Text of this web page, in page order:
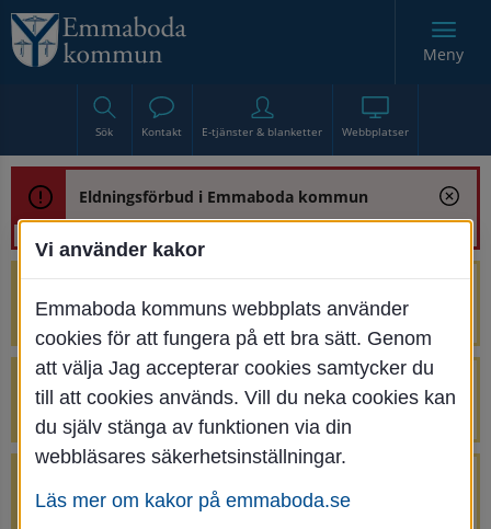
Sök Kontakt E-tjänster & blanketter Webbplatser
Meny
Eldningsförbud i Emmaboda kommun
renoveringen av Bjurbäcksbron
Tillfälliga avstängningar på Centrumtorget
v. 25-34
avstängda.
Vi använder kakor
Emmaboda kommuns webbplats använder
cookies för att fungera på ett bra sätt. Genom
att välja Jag accepterar cookies samtycker du
till att cookies används. Vill du neka cookies kan
du själv stänga av funktionen via din
webbläsares säkerhetsinställningar.
Läs mer om kakor på emmaboda.se